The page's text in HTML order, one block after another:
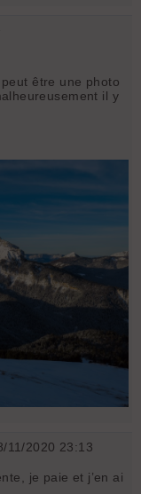
être une photo
il y
11/2020 23:13
je paie et j’en ai